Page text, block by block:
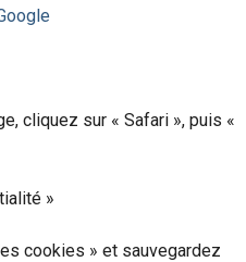
cliquez sur « Safari », puis «
»
cookies » et sauvegardez